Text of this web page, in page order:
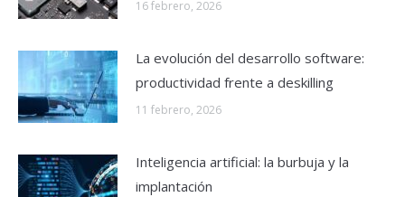
16 febrero, 2026
La evolución del desarrollo software:
productividad frente a deskilling
11 febrero, 2026
Inteligencia artificial: la burbuja y la
implantación